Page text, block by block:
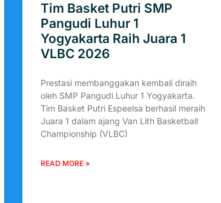
Tim Basket Putri SMP
Pangudi Luhur 1
Yogyakarta Raih Juara 1
VLBC 2026
Prestasi membanggakan kembali diraih
oleh SMP Pangudi Luhur 1 Yogyakarta.
Tim Basket Putri Espeelsa berhasil meraih
Juara 1 dalam ajang Van Lith Basketball
Championship (VLBC)
READ MORE »